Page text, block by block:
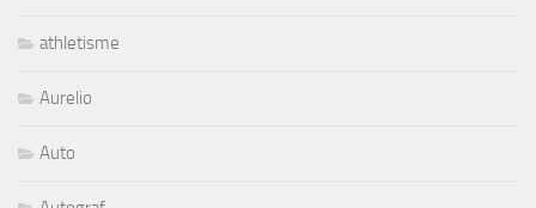
athletisme
Aurelio
Auto